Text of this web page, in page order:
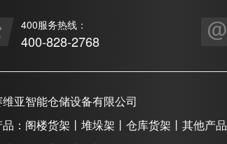
400服务热线：
400-828-2768
亚智能仓储设备有限公司
：阁楼货架丨堆垛架丨仓库货架丨其他产品